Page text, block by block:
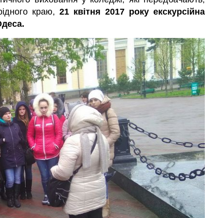
краю, 21 квітня 2017 року екскурсійна